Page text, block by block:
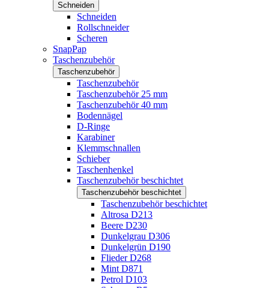
Schneiden
Schneiden
Rollschneider
Scheren
SnapPap
Taschenzubehör
Taschenzubehör
Taschenzubehör
Taschenzubehör 25 mm
Taschenzubehör 40 mm
Bodennägel
D-Ringe
Karabiner
Klemmschnallen
Schieber
Taschenhenkel
Taschenzubehör beschichtet
Taschenzubehör beschichtet
Taschenzubehör beschichtet
Altrosa D213
Beere D230
Dunkelgrau D306
Dunkelgrün D190
Flieder D268
Mint D871
Petrol D103